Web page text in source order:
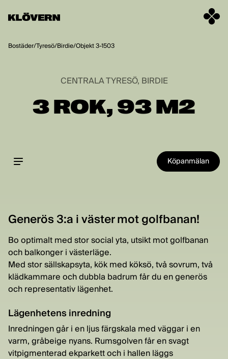
Bostäder/Tyresö/Birdie/Objekt 3-1503
CENTRALA TYRESÖ, BIRDIE
3 ROK, 93 M2
Köpanmälan
Generös 3:a i väster mot golfbanan!
Bo optimalt med stor social yta, utsikt mot golfbanan
och balkonger i västerläge.
Med stor sällskapsyta, kök med köksö, två sovrum, två
klädkammare och dubbla badrum får du en generös
och representativ lägenhet.
Lägenhetens inredning
Inredningen går i en ljus färgskala med väggar i en
varm, gråbeige nyans. Rumsgolven får en svagt
vitpigmenterad ekparkett och i hallen läggs